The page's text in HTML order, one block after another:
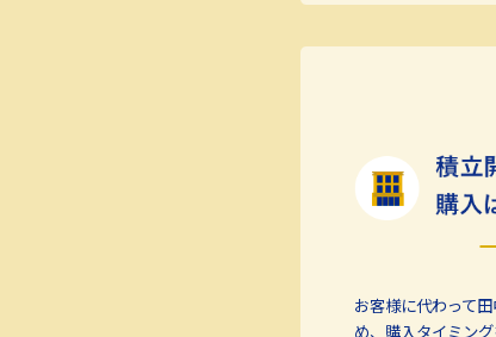
お客様に代わって
め、購入タイミン